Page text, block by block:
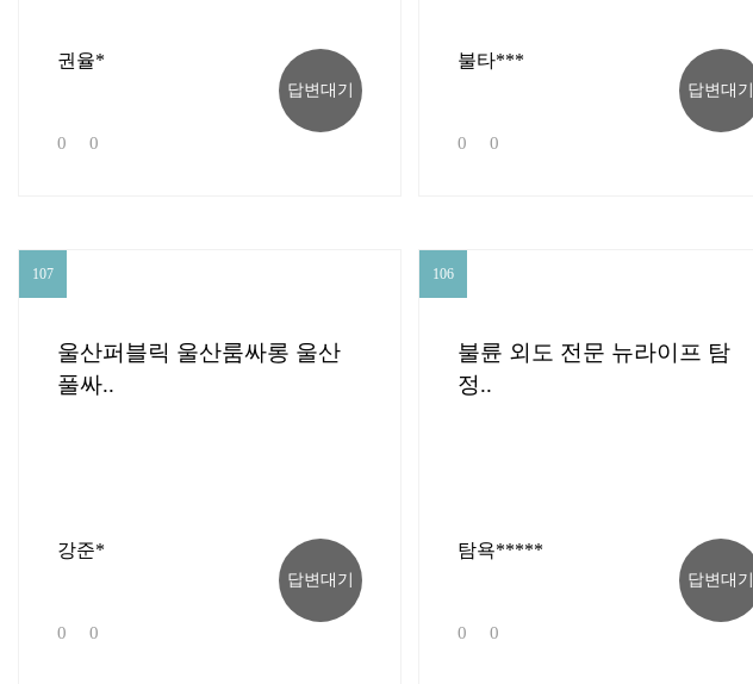
권율*
답변대기
0 0
불타***
답변대기
0 0
107
107
울산퍼블릭 울산룸싸롱 울산
풀싸..
강준*
답변대기
0 0
106
106
불륜 외도 전문 뉴라이프 탐
정..
탐욕*****
답변대기
0 0